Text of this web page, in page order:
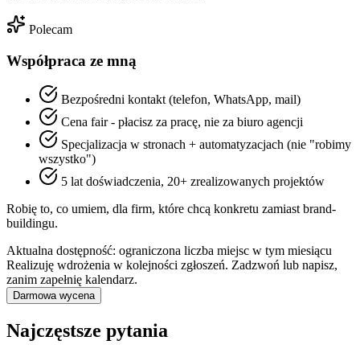
Polecam
Współpraca ze mną
Bezpośredni kontakt (telefon, WhatsApp, mail)
Cena fair - płacisz za pracę, nie za biuro agencji
Specjalizacja w stronach + automatyzacjach (nie "robimy
wszystko")
5 lat doświadczenia, 20+ zrealizowanych projektów
Robię to, co umiem, dla firm, które chcą konkretu zamiast brand-
buildingu.
Aktualna dostępność: ograniczona liczba miejsc w tym miesiącu
Realizuję wdrożenia w kolejności zgłoszeń. Zadzwoń lub napisz,
zanim zapełnię kalendarz.
Darmowa wycena
Najczęstsze pytania